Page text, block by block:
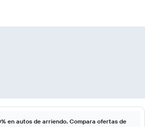
en autos de arriendo. Compara ofertas de